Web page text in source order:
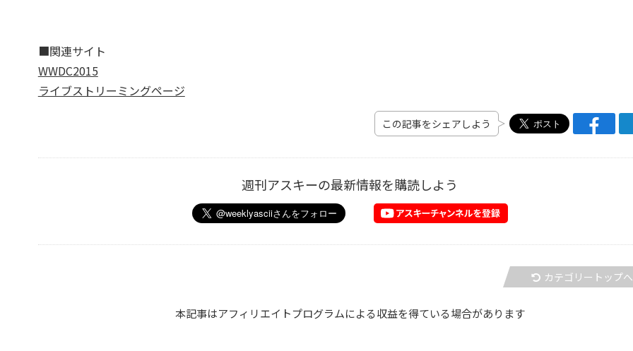
■関連サイト
WWDC2015
ライブストリーミングページ
この記事をシェアしよう
週刊アスキーの最新情報を購読しよう
カテゴリートップへ
本記事はアフィリエイトプログラムによる収益を得ている場合があります